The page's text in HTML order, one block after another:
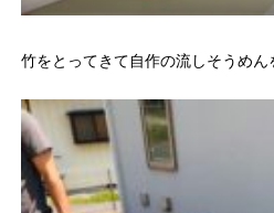
竹をとってきて自作の流しそうめ